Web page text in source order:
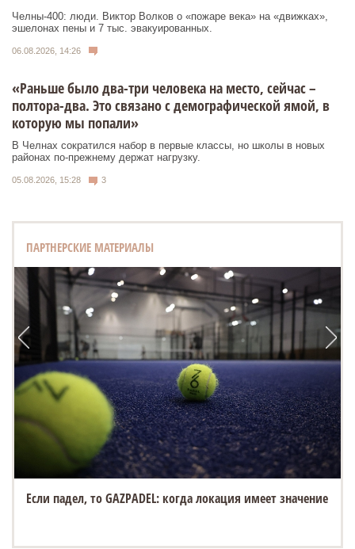
Челны-400: люди. Виктор Волков о «пожаре века» на «движках»,
эшелонах пены и 7 тыс. эвакуированных.
06.08.2026, 14:26
«Раньше было два-три человека на место, сейчас –
полтора-два. Это связано с демографической ямой, в
которую мы попали»
В Челнах сократился набор в первые классы, но школы в новых
районах по-прежнему держат нагрузку.
05.08.2026, 15:28 3
ПАРТНЕРСКИЕ МАТЕРИАЛЫ
Если падел, то GAZPADEL: когда локация имеет значение